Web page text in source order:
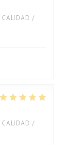
CALIDAD /
CALIDAD /